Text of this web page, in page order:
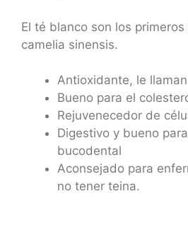
El té blanco son los
camelia sinensis.
Antioxidante, le
Bueno para el
Rejuvenecedor de
Digestivo y bueno
bucodental
Aconsejado para
no tener teina.